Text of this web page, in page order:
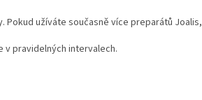
užíváte současně více preparátů Joalis,
pravidelných intervalech.